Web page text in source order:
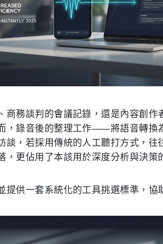
務談判的會議記錄，還是內容創作
，錄音後的整理工作——將語音轉換
，若採用傳統的人工聽打方式，往
，更佔用了本該用於深度分析與決策
供一套系統化的工具挑選標準，協